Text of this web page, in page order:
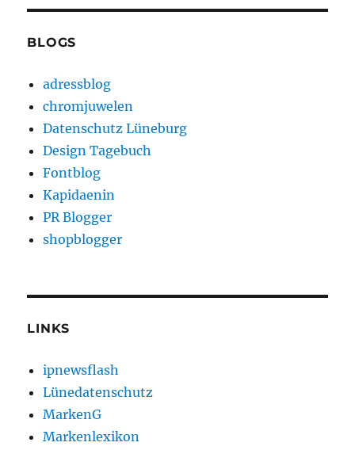
BLOGS
adressblog
chromjuwelen
Datenschutz Lüneburg
Design Tagebuch
Fontblog
Kapidaenin
PR Blogger
shopblogger
LINKS
ipnewsflash
Lünedatenschutz
MarkenG
Markenlexikon